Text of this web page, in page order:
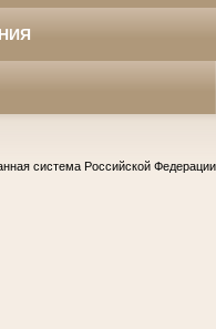
система Российской